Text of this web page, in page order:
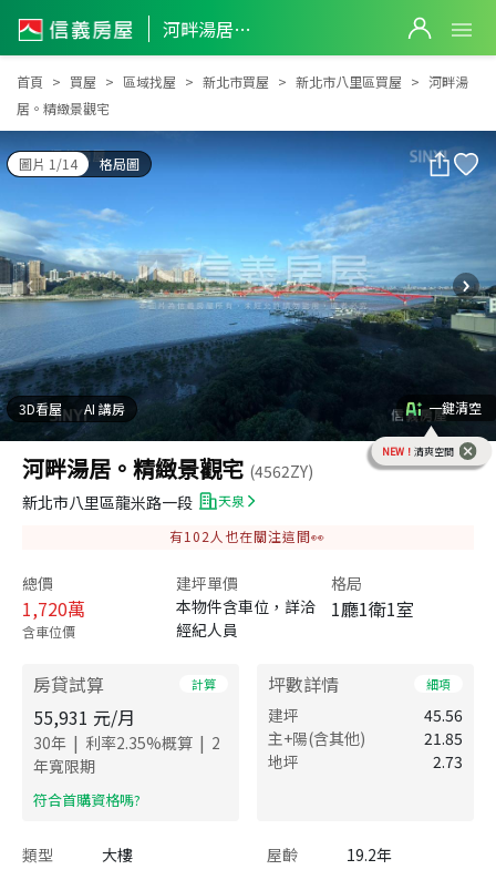
河畔湯居。精緻景觀宅
河畔湯居。精緻景觀宅
首頁 買屋 區域找屋 新北市買屋 新北市八里區買屋
河畔湯
居。精緻景觀宅
圖片 1/14 格局圖
3D看屋 AI 講房 一鍵清空
NEW！ 清爽空間
河畔湯居。精緻景觀宅 (4562ZY)
新北市八里區龍米路一段
天泉
有102 人也在關注這間👀
總價
1,720萬
含車位價
建坪單價
本物件含車位，詳洽
經紀人員
格局
1廳1衛1室
房貸試算 計算
55,931 元/月
30年 | 利率2.35%概算 | 2
年寬限期
​符合首購資格嗎?
坪數詳情 細項
建坪
45.56
主+陽(含其他)
21.85
地坪
2.73
類型 大樓 屋齡
19.2年